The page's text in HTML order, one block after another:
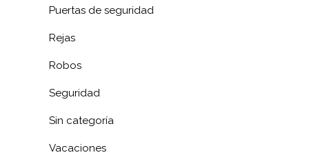
Puertas de seguridad
Rejas
Robos
Seguridad
Sin categoría
Vacaciones